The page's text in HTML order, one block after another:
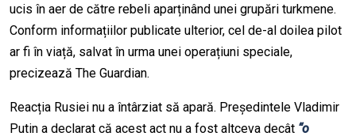
ucis în aer de către rebeli aparținând unei grupări turkmene.
Conform informațiilor publicate ulterior, cel de-al doilea pilot
ar fi în viață, salvat în urma unei operațiuni speciale,
precizează The Guardian.
Reacția Rusiei nu a întârziat să apară. Președintele Vladimir
Putin a declarat că acest act nu a fost altceva decât “o